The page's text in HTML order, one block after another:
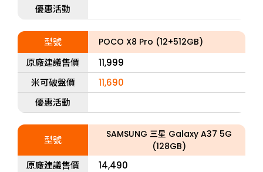
優惠活動
型號 POCO X8 Pro (12+512GB)
原廠建議售價
11,999
米可破盤價
11,690
優惠活動
型號
SAMSUNG 三星 Galaxy A37 5G
(128GB)
原廠建議售價
14,490